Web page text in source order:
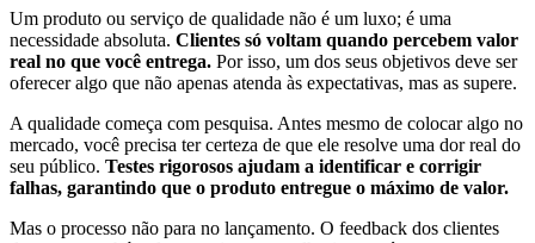
Um produto ou serviço de qualidade não é um luxo; é uma
necessidade absoluta. Clientes só voltam quando percebem valor
real no que você entrega. Por isso, um dos seus objetivos deve ser
oferecer algo que não apenas atenda às expectativas, mas as supere.
A qualidade começa com pesquisa. Antes mesmo de colocar algo no
mercado, você precisa ter certeza de que ele resolve uma dor real do
seu público. Testes rigorosos ajudam a identificar e corrigir
falhas, garantindo que o produto entregue o máximo de valor.
Mas o processo não para no lançamento. O feedback dos clientes